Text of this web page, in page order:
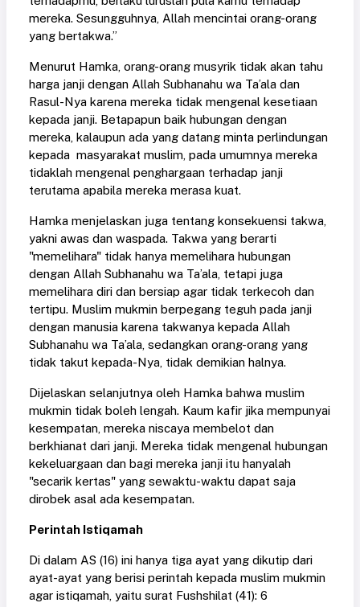
mereka. Sesungguhnya, Allah mencintai orang-orang
yang bertakwa.”
Menurut Hamka, orang-orang musyrik tidak akan tahu
harga janji dengan Allah Subhanahu wa Ta’ala dan
Rasul-Nya karena mereka tidak mengenal kesetiaan
kepada janji. Betapapun baik hubungan dengan
mereka, kalaupun ada yang datang minta perlindungan
kepada masyarakat muslim, pada umumnya mereka
tidaklah mengenal penghargaan terhadap janji
terutama apabila mereka merasa kuat.
Hamka menjelaskan juga tentang konsekuensi takwa,
yakni awas dan waspada. Takwa yang berarti
"memelihara" tidak hanya memelihara hubungan
dengan Allah Subhanahu wa Ta’ala, tetapi juga
memelihara diri dan bersiap agar tidak terkecoh dan
tertipu. Muslim mukmin berpegang teguh pada janji
dengan manusia karena takwanya kepada Allah
Subhanahu wa Ta’ala, sedangkan orang-orang yang
tidak takut kepada-Nya, tidak demikian halnya.
Dijelaskan selanjutnya oleh Hamka bahwa muslim
mukmin tidak boleh lengah. Kaum kafir jika mempunyai
kesempatan, mereka niscaya membelot dan
berkhianat dari janji. Mereka tidak mengenal hubungan
kekeluargaan dan bagi mereka janji itu hanyalah
"secarik kertas" yang sewaktu-waktu dapat saja
dirobek asal ada kesempatan.
Perintah Istiqamah
Di dalam AS (16) ini hanya tiga ayat yang dikutip dari
ayat-ayat yang berisi perintah kepada muslim mukmin
agar istiqamah, yaitu surat Fushshilat (41): 6